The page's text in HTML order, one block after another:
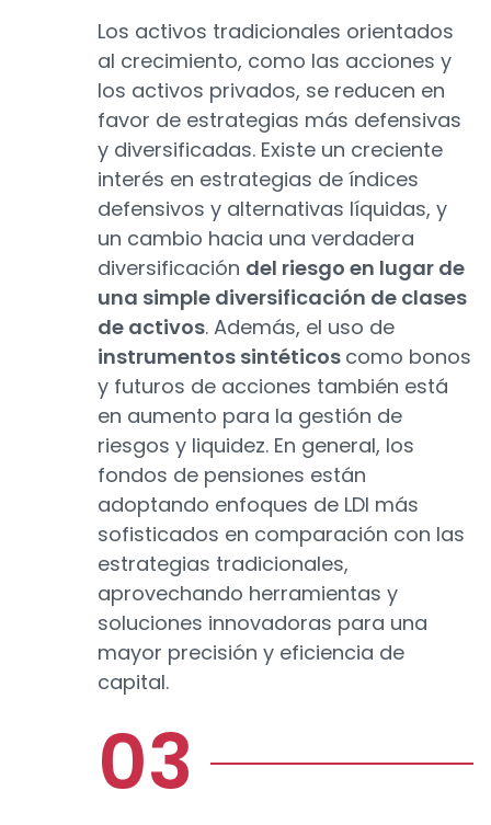
Los activos tradicionales orientados
al crecimiento, como las acciones y
los activos privados, se reducen en
favor de estrategias más defensivas
y diversificadas. Existe un creciente
interés en estrategias de índices
defensivos y alternativas líquidas, y
un cambio hacia una verdadera
diversificación del riesgo en lugar de
una simple diversificación de clases
de activos. Además, el uso de
instrumentos sintéticos como bonos
y futuros de acciones también está
en aumento para la gestión de
riesgos y liquidez. En general, los
fondos de pensiones están
adoptando enfoques de LDI más
sofisticados en comparación con las
estrategias tradicionales,
aprovechando herramientas y
soluciones innovadoras para una
mayor precisión y eficiencia de
capital.